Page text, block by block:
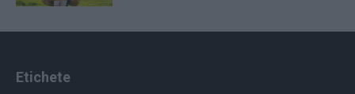
Etichete